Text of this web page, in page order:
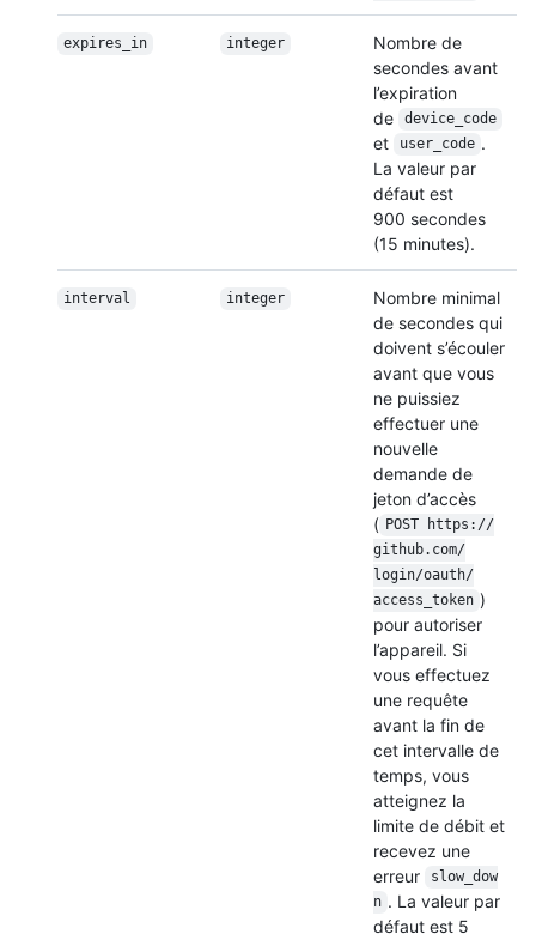
expires_in integer
Nombre de
secondes avant
l’expiration
de
device_code
et user_code .
La valeur par
défaut est
900 secondes
(15 minutes).
interval integer
Nombre minimal
de secondes qui
doivent s’écouler
avant que vous
ne puissiez
effectuer une
nouvelle
demande de
jeton d’accès
( POST https://
github.com/
login/oauth/
access_token )
pour autoriser
l’appareil. Si
vous effectuez
une requête
avant la fin de
cet intervalle de
temps, vous
atteignez la
limite de débit et
recevez une
erreur
slow_dow
n . La valeur par
défaut est 5